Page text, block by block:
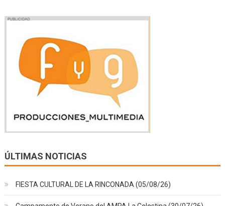
ÚLTIMAS NOTICIAS
FIESTA CULTURAL DE LA RINCONADA (05/08/26)